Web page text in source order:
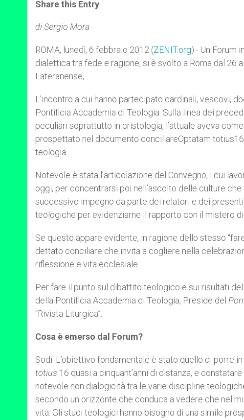
s
p
p
e
g
e
b
o
k
Share this Entry
di Sergio Mora
ROMA, lunedì, 6 febbraio 2012 (ZENIT.org).- Un Forum
dialettica tra fede e ragione, si è svolto a Roma dal 26
Lateranense,
L’incontro a cui hanno partecipato cardinali, vescovi,
Pontificia Accademia di Teologia. Sulla linea dei
peculiari soprattutto in cristologia, l’attuale aveva
prospettato nel documento conciliareOptatam
teologia.
Notevole è stata l’articolazione del Convegno, i cui
oggi, per concentrarsi poi nell’ascolto delle culture
successivo impegno da parte dei relatori e dei
teologiche per evidenziarne il rapporto con il mistero di
Se questo appare evidente, in ragione dello stesso
dettato conciliare che invita a cogliere nella
riflessione e vita ecclesiale.
Per fare il punto sul dibattito teologico e sui risultati
della Pontificia Accademia di Teologia, Preside del
“Rivista Liturgica”.
Cosa è emerso dal Forum?
Sodi: L’obiettivo fondamentale è stato quello di porre
totius 16 quasi a cinquant’anni di distanza, e
notevole non dialogicità tra le varie discipline
secondo un orizzonte che conduca a vedere che nel
vita. Gli studi teologici hanno bisogno di una simile